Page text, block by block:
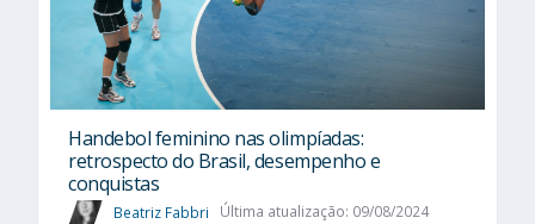
Handebol feminino nas olimpíadas:
retrospecto do Brasil, desempenho e
conquistas
Beatriz Fabbri Última atualização: 09/08/2024